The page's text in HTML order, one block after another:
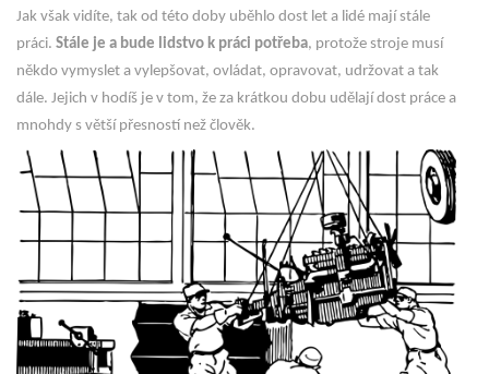
Jak však vidíte, tak od této doby uběhlo dost let a lidé mají stále
práci. Stále je a bude lidstvo k práci potřeba, protože stroje musí
někdo vymyslet a vylepšovat, ovládat, opravovat, udržovat a tak
dále. Jejich v hodíš je v tom, že za krátkou dobu udělají dost práce a
mnohdy s větší přesností než člověk.